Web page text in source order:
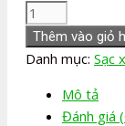
Sạc
xe
máy
Before
Thêm vào giỏ
Danh mục: Sạc
Mô tả
Đánh giá